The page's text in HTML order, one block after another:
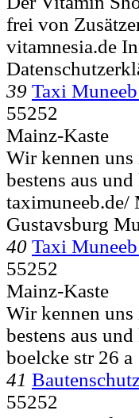
frei von
vitamnesia.de
39 Taxi Muneeb
55252
Mainz-Kaste
Wir kennen
bestens aus
taximuneeb.de/
Gustavsburg
40 Taxi Muneeb
55252
Mainz-Kaste
Wir kennen
bestens aus
boelcke str 26 a
41
55252